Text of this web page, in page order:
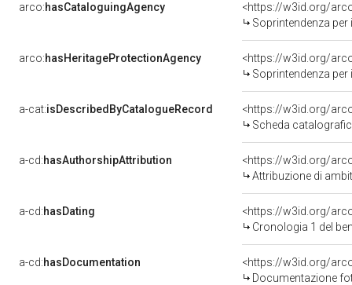
arco:hasCataloguingAgency
<https://w3id.org/
Soprintendenza
arco:hasHeritageProtectionAgency
<https://w3id.org/
Soprintendenza per i
a-cat:isDescribedByCatalogueRecord
<https://w3id.org/
Scheda
a-cd:hasAuthorshipAttribution
<https://w3id.org/
Attribuzione di
a-cd:hasDating
<https://w3id.org/
Cronologia 1 del
a-cd:hasDocumentation
Documentazione